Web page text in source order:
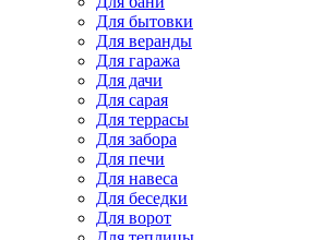
Для бытовки
Для веранды
Для гаража
Для дачи
Для сарая
Для террасы
Для забора
Для печи
Для навеса
Для беседки
Для ворот